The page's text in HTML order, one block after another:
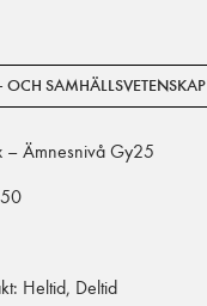
OCH SAMHÄLLSVETENSKAP
– Ämnesnivå Gy25
50
Heltid, Deltid